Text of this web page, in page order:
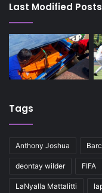
Last Modified Posts
Tags
Anthony Joshua
deontay wilder FIFA
LaNyalla Mattalitti